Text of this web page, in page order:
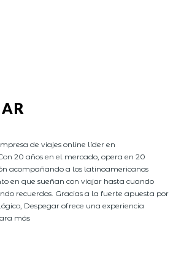
de viajes online líder en
20 años en el mercado, opera en 20
acompañando a los latinoamericanos
en que sueñan con viajar hasta cuando
recuerdos. Gracias a la fuerte apuesta por
Despegar ofrece una experiencia
más